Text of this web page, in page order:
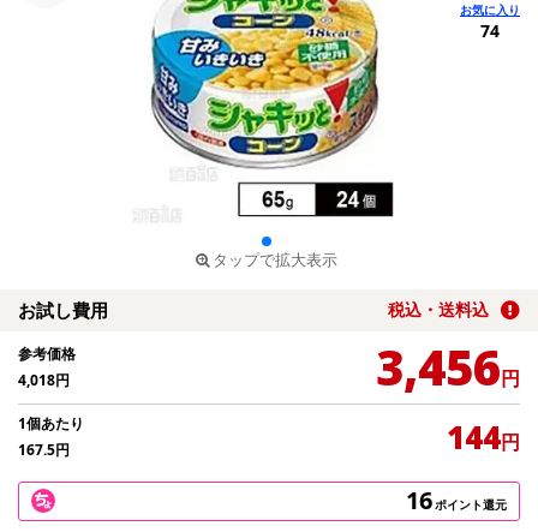
タップで拡大表示
74
お試し費用 税込・送料込
参考価格
4,018円 3,456円
1個あたり
167.5円 144円
16ポイント還元